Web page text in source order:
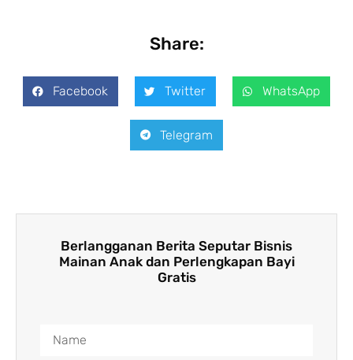
Share:
Facebook Twitter WhatsApp
Telegram
Berlangganan Berita Seputar Bisnis
Mainan Anak dan Perlengkapan Bayi
Gratis